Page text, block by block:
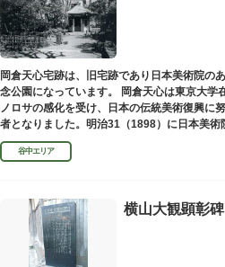
岡倉天心宅跡は、旧宅跡であり日本美術院の
念公園になっています。 岡倉天心は東京大学
ノロサの感化を受け、日本の伝統美術復興に
者となりました。明治31（1898）に日本美術
め優れた画家を世に送り出しました。
谷中エリア
横山大観顕彰碑